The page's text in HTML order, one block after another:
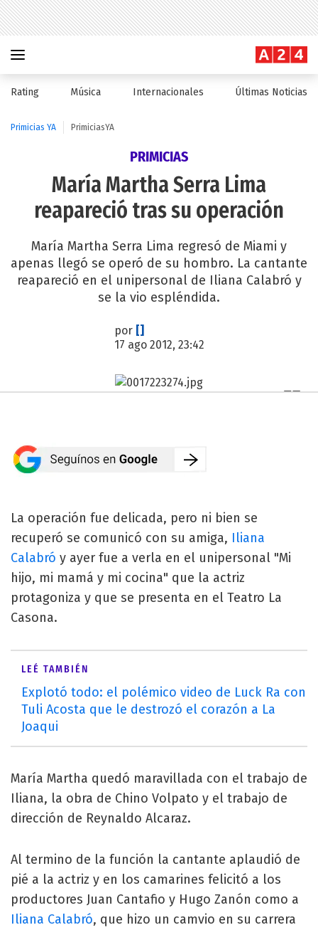
Rating Música Internacionales Últimas Noticias
Primicias YA PrimiciasYA
PRIMICIAS
María Martha Serra Lima
reapareció tras su operación
María Martha Serra Lima regresó de Miami y
apenas llegó se operó de su hombro. La cantante
reapareció en el unipersonal de Iliana Calabró y
se la vio espléndida.
por []
17 ago 2012, 23:42
La operación fue delicada, pero ni bien se
recuperó se comunicó con su amiga, Iliana
Calabró y ayer fue a verla en el unipersonal "Mi
hijo, mi mamá y mi cocina" que la actriz
protagoniza y que se presenta en el Teatro La
Casona.
LEÉ TAMBIÉN
Explotó todo: el polémico video de Luck Ra con
Tuli Acosta que le destrozó el corazón a La
Joaqui
María Martha quedó maravillada con el trabajo de
Iliana, la obra de Chino Volpato y el trabajo de
dirección de Reynaldo Alcaraz.
Al termino de la función la cantante aplaudió de
pié a la actriz y en los camarines felicitó a los
productores Juan Cantafio y Hugo Zanón como a
Iliana Calabró, que hizo un camvio en su carrera